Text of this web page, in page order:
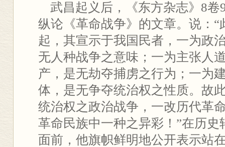
武昌起义后，《东方杂志》8卷
纵论《革命战争》的文章。说：“
起，其宣示于我国民者，一为政
无人种战争之意味；一为主张人
产，是无劫夺捕虏之行为；一为
体，是无争夺统治权之性质。故
统治权之政治战争，一改历代革
革命民族中一种之异彩！”在历
面前，他旗帜鲜明地公开表示站